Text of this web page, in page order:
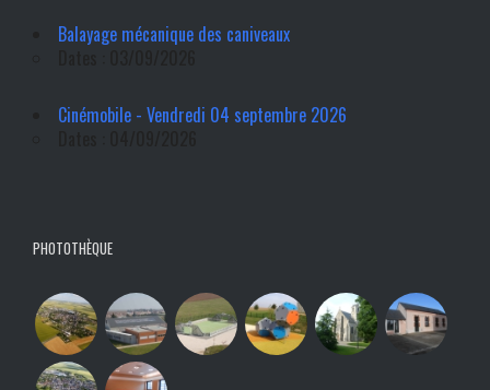
Balayage mécanique des caniveaux
Cinémobile - Vendredi 04 septembre 2026
PHOTOTHÈQUE